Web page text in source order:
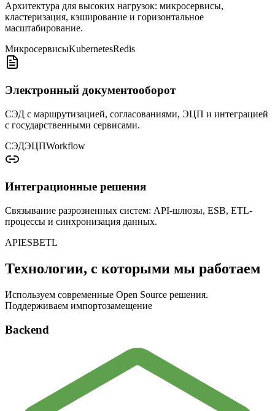
Архитектура для высоких нагрузок: микросервисы,
кластеризация, кэширование и горизонтальное
масштабирование.
МикросервисыKubernetesRedis
Электронный документооборот
СЭД с маршрутизацией, согласованиями, ЭЦП и интеграцией
с государственными сервисами.
СЭДЭЦПWorkflow
Интеграционные решения
Связывание разрозненных систем: API-шлюзы, ESB, ETL-
процессы и синхронизация данных.
APIESBETL
Технологии, с которыми мы работаем
Используем современные Open Source решения.
Поддерживаем импортозамещение
Backend